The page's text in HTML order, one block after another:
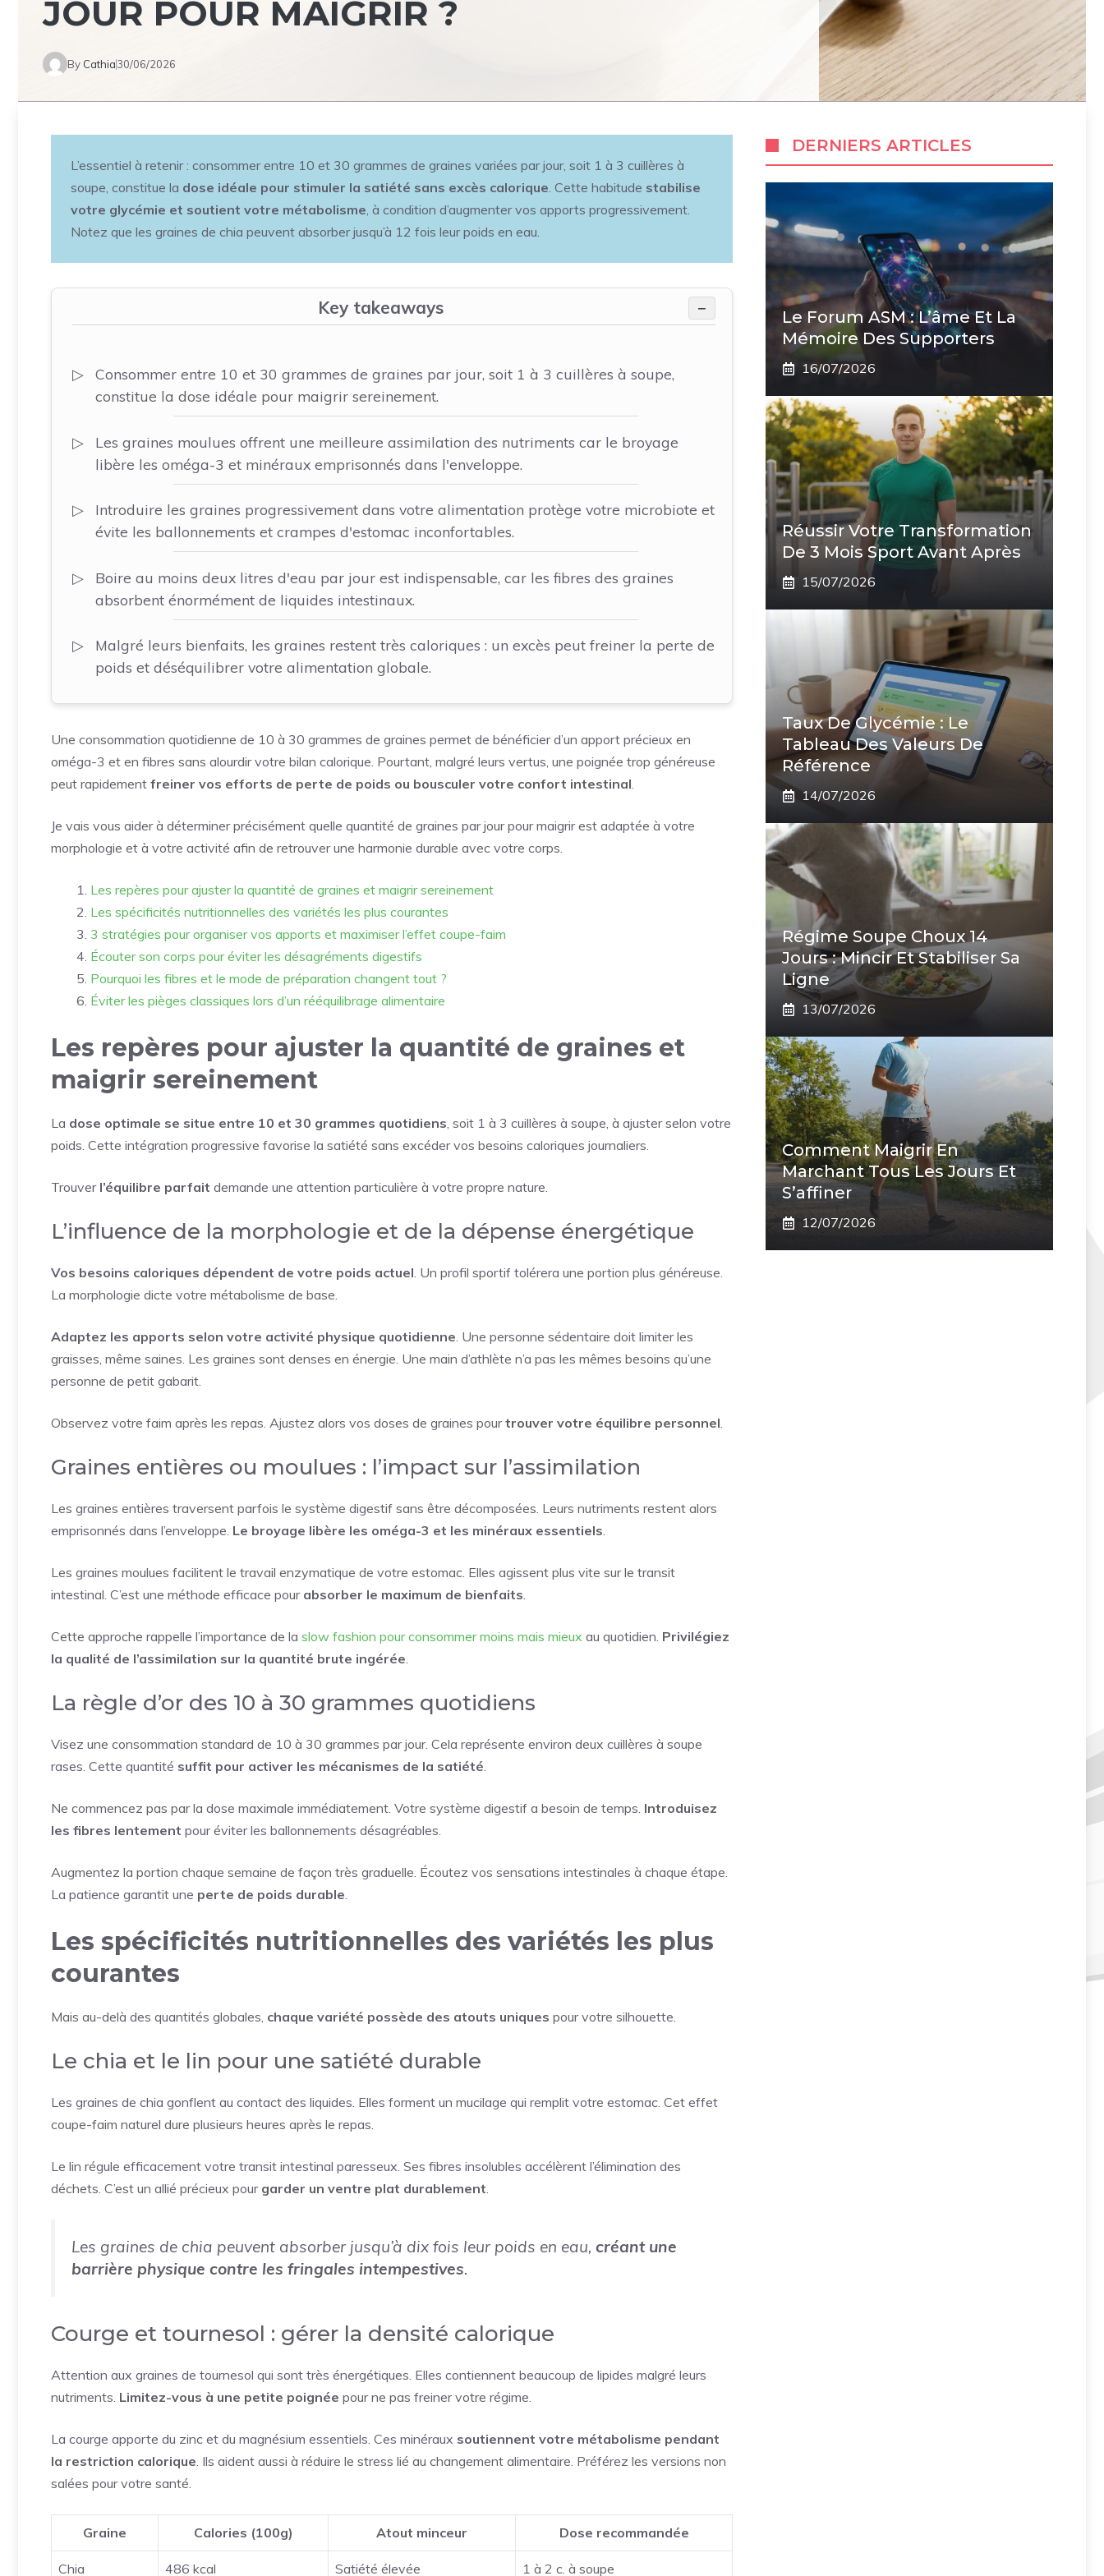
JOUR POUR MAIGRIR ?
By Cathia30/06/2026
L’essentiel à retenir : consommer entre 10 et 30 grammes de graines variées par jour, soit 1 à 3 cuillères à
soupe, constitue la dose idéale pour stimuler la satiété sans excès calorique. Cette habitude stabilise
votre glycémie et soutient votre métabolisme, à condition d’augmenter vos apports progressivement.
Notez que les graines de chia peuvent absorber jusqu’à 12 fois leur poids en eau.
Key takeaways −
Consommer entre 10 et 30 grammes de graines par jour, soit 1 à 3 cuillères à soupe,
constitue la dose idéale pour maigrir sereinement.
Les graines moulues offrent une meilleure assimilation des nutriments car le broyage
libère les oméga-3 et minéraux emprisonnés dans l'enveloppe.
Introduire les graines progressivement dans votre alimentation protège votre microbiote et
évite les ballonnements et crampes d'estomac inconfortables.
Boire au moins deux litres d'eau par jour est indispensable, car les fibres des graines
absorbent énormément de liquides intestinaux.
Malgré leurs bienfaits, les graines restent très caloriques : un excès peut freiner la perte de
poids et déséquilibrer votre alimentation globale.
Une consommation quotidienne de 10 à 30 grammes de graines permet de bénéficier d’un apport précieux en
oméga-3 et en fibres sans alourdir votre bilan calorique. Pourtant, malgré leurs vertus, une poignée trop généreuse
peut rapidement freiner vos efforts de perte de poids ou bousculer votre confort intestinal.
Je vais vous aider à déterminer précisément quelle quantité de graines par jour pour maigrir est adaptée à votre
morphologie et à votre activité afin de retrouver une harmonie durable avec votre corps.
Les repères pour ajuster la quantité de graines et maigrir sereinement
Les spécificités nutritionnelles des variétés les plus courantes
3 stratégies pour organiser vos apports et maximiser l’effet coupe-faim
Écouter son corps pour éviter les désagréments digestifs
Pourquoi les fibres et le mode de préparation changent tout ?
Éviter les pièges classiques lors d’un rééquilibrage alimentaire
Les repères pour ajuster la quantité de graines et
maigrir sereinement
La dose optimale se situe entre 10 et 30 grammes quotidiens, soit 1 à 3 cuillères à soupe, à ajuster selon votre
poids. Cette intégration progressive favorise la satiété sans excéder vos besoins caloriques journaliers.
Trouver l’équilibre parfait demande une attention particulière à votre propre nature.
L’influence de la morphologie et de la dépense énergétique
Vos besoins caloriques dépendent de votre poids actuel. Un profil sportif tolérera une portion plus généreuse.
La morphologie dicte votre métabolisme de base.
Adaptez les apports selon votre activité physique quotidienne. Une personne sédentaire doit limiter les
graisses, même saines. Les graines sont denses en énergie. Une main d’athlète n’a pas les mêmes besoins qu’une
personne de petit gabarit.
Observez votre faim après les repas. Ajustez alors vos doses de graines pourtrouver votre équilibre personnel.
Graines entières ou moulues : l’impact sur l’assimilation
Les graines entières traversent parfois le système digestif sans être décomposées. Leurs nutriments restent alors
emprisonnés dans l’enveloppe. Le broyage libère les oméga-3 et les minéraux essentiels.
Les graines moulues facilitent le travail enzymatique de votre estomac. Elles agissent plus vite sur le transit
intestinal. C’est une méthode efficace pour absorber le maximum de bienfaits.
Cette approche rappelle l’importance de la slow fashion pour consommer moins mais mieux au quotidien. Privilégiez
la qualité de l’assimilation sur la quantité brute ingérée.
La règle d’or des 10 à 30 grammes quotidiens
Visez une consommation standard de 10 à 30 grammes par jour. Cela représente environ deux cuillères à soupe
rases. Cette quantité suffit pour activer les mécanismes de la satiété.
Ne commencez pas par la dose maximale immédiatement. Votre système digestif a besoin de temps. Introduisez
les fibres lentement pour éviter les ballonnements désagréables.
Augmentez la portion chaque semaine de façon très graduelle. Écoutez vos sensations intestinales à chaque étape.
La patience garantit une perte de poids durable.
Les spécificités nutritionnelles des variétés les plus
courantes
Mais au-delà des quantités globales, chaque variété possède des atouts uniques pour votre silhouette.
Le chia et le lin pour une satiété durable
Les graines de chia gonflent au contact des liquides. Elles forment un mucilage qui remplit votre estomac. Cet effet
coupe-faim naturel dure plusieurs heures après le repas.
Le lin régule efficacement votre transit intestinal paresseux. Ses fibres insolubles accélèrent l’élimination des
déchets. C’est un allié précieux pour garder un ventre plat durablement.
Les graines de chia peuvent absorber jusqu’à dix fois leur poids en eau, créant une
barrière physique contre les fringales intempestives.
Courge et tournesol : gérer la densité calorique
Attention aux graines de tournesol qui sont très énergétiques. Elles contiennent beaucoup de lipides malgré leurs
nutriments. Limitez-vous à une petite poignée pour ne pas freiner votre régime.
La courge apporte du zinc et du magnésium essentiels. Ces minéraux soutiennent votre métabolisme pendant
la restriction calorique. Ils aident aussi à réduire le stress lié au changement alimentaire. Préférez les versions non
salées pour votre santé.
Graine Calories (100g) Atout minceur Dose recommandée
Chia 486 kcal Satiété élevée 1 à 2 c. à soupe
DERNIERS ARTICLES
Le Forum ASM : L’âme Et La
Mémoire Des Supporters
16/07/2026
Réussir Votre Transformation
De 3 Mois Sport Avant Après
15/07/2026
Taux De Glycémie : Le
Tableau Des Valeurs De
Référence
14/07/2026
Régime Soupe Choux 14
Jours : Mincir Et Stabiliser Sa
Ligne
13/07/2026
Comment Maigrir En
Marchant Tous Les Jours Et
S’affiner
12/07/2026